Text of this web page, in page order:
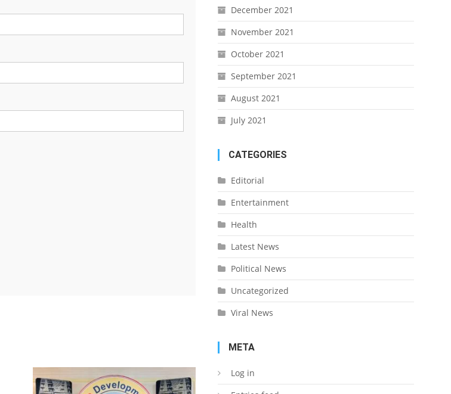
December 2021
November 2021
October 2021
September 2021
August 2021
July 2021
CATEGORIES
Editorial
Entertainment
Health
Latest News
Political News
Uncategorized
Viral News
META
Log in